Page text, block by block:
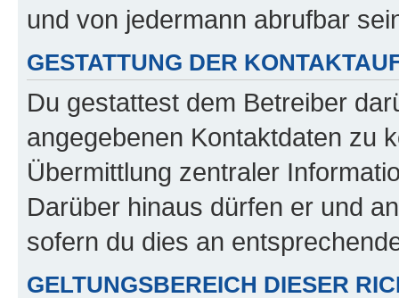
und von jedermann abrufbar
GESTATTUNG DER
Du gestattest dem Betreiber
angegebenen Kontaktdaten zu
Übermittlung zentraler
Darüber hinaus dürfen er und
sofern du dies an
GELTUNGSBEREICH DIESER